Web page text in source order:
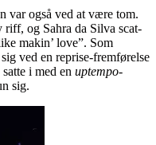
var også ved at være tom.
og Sahra da Silva scat-
makin’ love”. Som
ved en reprise-fremførelse
i med en uptempo-
sig.